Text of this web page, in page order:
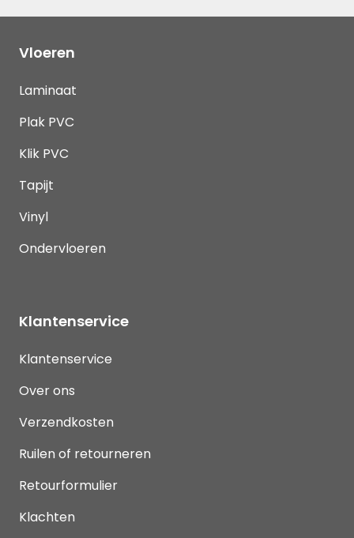
Vloeren
Laminaat
Plak PVC
Klik PVC
Tapijt
Vinyl
Ondervloeren
Klantenservice
Klantenservice
Over ons
Verzendkosten
Ruilen of retourneren
Retourformulier
Klachten